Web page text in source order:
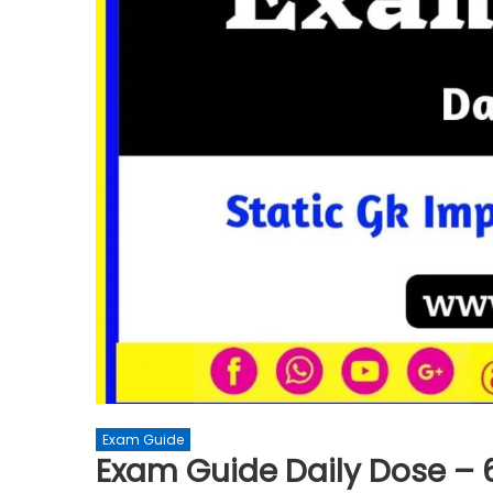
Exam Guide
Exam Guide Daily Dose –